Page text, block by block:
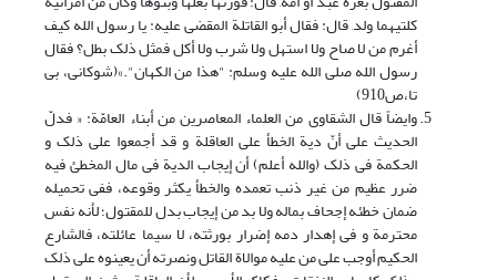
کلتیهما ولد, قال: فقال أبو القاتلة المقضی علیه: یا رسول الله کیف
أغرم من لا صاح ولا استهل ولا شرب ولا أکل فمثل ذلک بطل؟ فقال
رسول الله صلى الله علیه وسلم: "هذا من الکهان".»(شوکانی، بی
تا،ص910)
و‌ایضاً قال الشقاوی من العلماء المعاصرین من أبناء العامّة: « فدلّ
الحدیث على أنّ دیة الخطأ على العاقلة و قد أجمعوا على ذلک و
الحکمة فی ذلک (والله أعلم) أن إیجاب الدیة فی مال المخطئ فیه
ضرر عظیم من غیر ذنب تعمده والخطأ یکثر وقوعه، ففی تحمیله
ضمان خطئه إجحاف بماله ولا بد من إیجاب بدل للمقتول؛ لأنه نفس
محترمة و فی إهدار دمه إضرار بورثته، لا سیما عائلته، فالشارع
الحکیم أوجب على من علیه موالاة القاتل ونصرته أن یعینوه على ذلک